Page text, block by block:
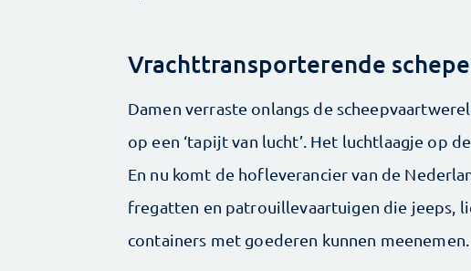
Vrachttransporterende
Damen verraste onlangs de
op een ‘tapijt van lucht’. Het luchtlaagje op
En nu komt de hof­leverancier van de
fregatten en ­patrouillevaartuigen die jeeps,
containers met goederen kunnen meenemen.